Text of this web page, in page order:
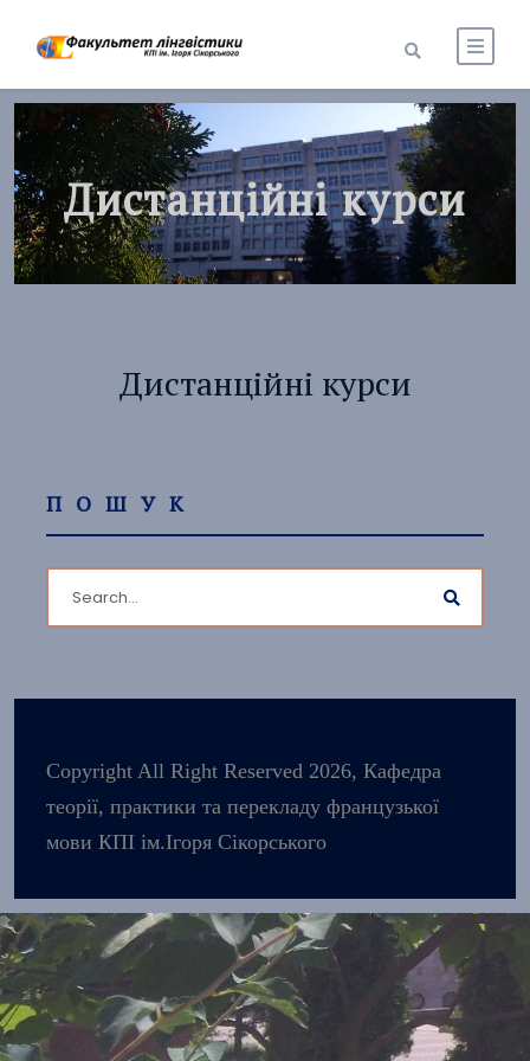
Дистанційні курси
Дистанційні курси
ПОШУК
Copyright All Right Reserved 2026, Кафедра
теорії, практики та перекладу французької
мови КПІ ім.Ігоря Сікорського